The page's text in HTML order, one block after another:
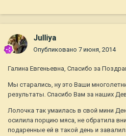
Julliya
Опубликовано 7 июня, 2014
Галина Евгеньевна, Спасибо за
Мы старались, ну это Ваши
результаты. Спасибо Вам за наших
Лолочка так умаилась в свой мини
осилила порцию мяса, не обратила
подаренные ей в такой день и